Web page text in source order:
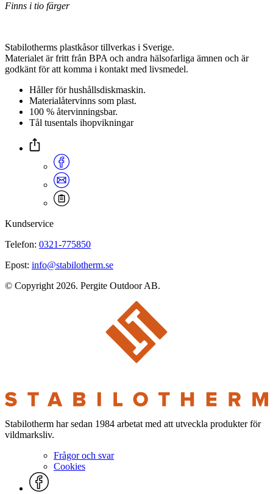
Finns i tio färger
Stabilotherms plastkåsor tillverkas i Sverige.
Materialet är fritt från BPA och andra hälsofarliga ämnen och är
godkänt för att komma i kontakt med livsmedel.
Håller för hushållsdiskmaskin.
Materialåtervinns som plast.
100 % återvinningsbar.
Tål tusentals ihopvikningar
Kundservice
Telefon: 0321-775850
Epost: info@stabilotherm.se
© Copyright 2026. Pergite Outdoor AB.
Stabilotherm har sedan 1984 arbetat med att utveckla produkter för
vildmarksliv.
Frågor och svar
Cookies